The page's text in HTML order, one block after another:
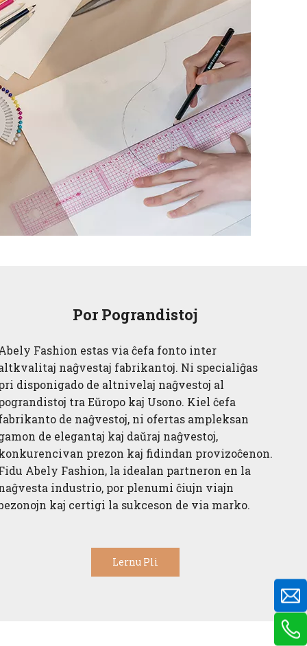
Por Pograndistoj
Fashion estas via ĉefa fonto inter
naĝvestaj fabrikantoj. Ni specialiĝas
disponigado de altnivelaj naĝvestoj al
tra Eŭropo kaj Usono. Kiel ĉefa
de naĝvestoj, ni ofertas ampleksan
de elegantaj kaj daŭraj naĝvestoj,
prezon kaj fidindan provizoĉenon.
Abely Fashion, la idealan partneron en la
industrio, por plenumi ĉiujn viajn
kaj certigi la sukceson de via marko.
Lernu Pli